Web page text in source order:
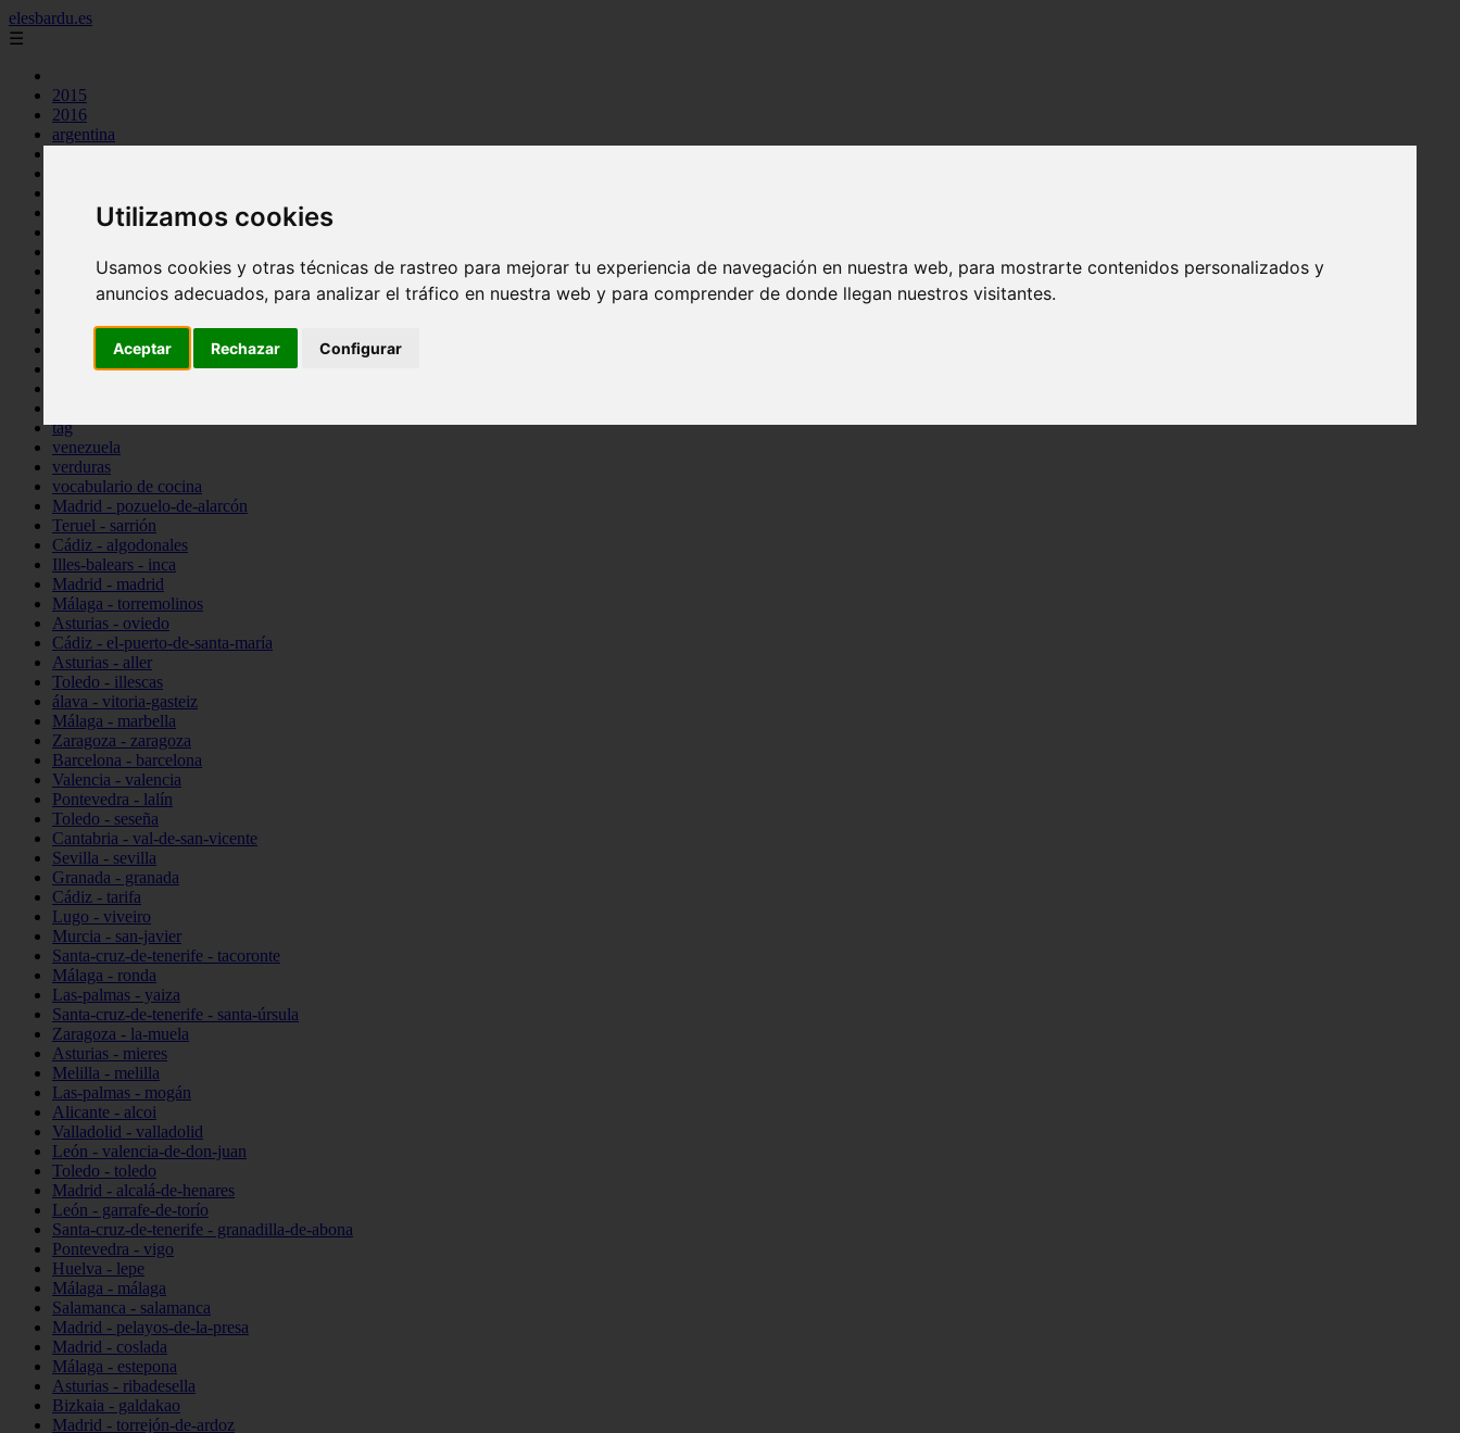
Utilizamos cookies
Usamos cookies y otras técnicas de rastreo para mejorar tu experiencia de navegación en nuestra web, para mostrarte contenidos personalizados y
anuncios adecuados, para analizar el tráfico en nuestra web y para comprender de donde llegan nuestros visitantes.
Aceptar Rechazar Configurar
elesbardu.es
☰
2015
2016
argentina
cocina casera
comidas
huevos
mariscos
postres
tag
venezuela
verduras
vocabulario de cocina
Madrid - pozuelo-de-alarcón
Teruel - sarrión
Cádiz - algodonales
Illes-balears - inca
Madrid - madrid
Málaga - torremolinos
Asturias - oviedo
Cádiz - el-puerto-de-santa-maría
Asturias - aller
Toledo - illescas
álava - vitoria-gasteiz
Málaga - marbella
Zaragoza - zaragoza
Barcelona - barcelona
Valencia - valencia
Pontevedra - lalín
Toledo - seseña
Cantabria - val-de-san-vicente
Sevilla - sevilla
Granada - granada
Cádiz - tarifa
Lugo - viveiro
Murcia - san-javier
Santa-cruz-de-tenerife - tacoronte
Málaga - ronda
Las-palmas - yaiza
Santa-cruz-de-tenerife - santa-úrsula
Zaragoza - la-muela
Asturias - mieres
Melilla - melilla
Las-palmas - mogán
Alicante - alcoi
Valladolid - valladolid
León - valencia-de-don-juan
Toledo - toledo
Madrid - alcalá-de-henares
León - garrafe-de-torío
Santa-cruz-de-tenerife - granadilla-de-abona
Pontevedra - vigo
Huelva - lepe
Málaga - málaga
Salamanca - salamanca
Madrid - pelayos-de-la-presa
Madrid - coslada
Málaga - estepona
Asturias - ribadesella
Bizkaia - galdakao
Madrid - torrejón-de-ardoz